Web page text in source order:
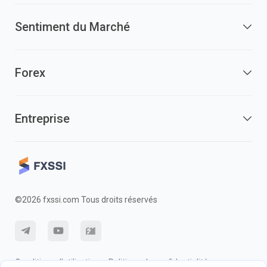
Sentiment du Marché
Forex
Entreprise
©2026 fxssi.com Tous droits réservés
Conditions d'utilisation Politique de confidentialité